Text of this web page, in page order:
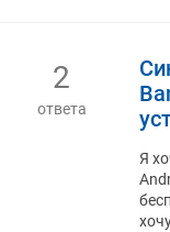
2
ответа
Я